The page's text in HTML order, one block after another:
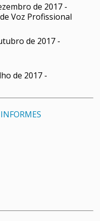
de 2017 -
Voz Profissional
de 2017 -
de 2017 -